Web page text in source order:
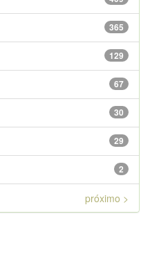
365
129
67
30
29
2
próximo >